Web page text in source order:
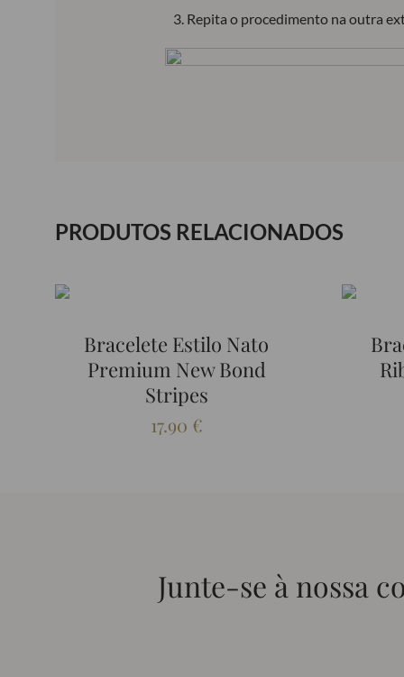
Repita o procedimento na outra
PRODUTOS RELACIONADOS
Bracelete Estilo Nato
Premium New Bond
Stripes
17.90 €
Junte-se à nossa